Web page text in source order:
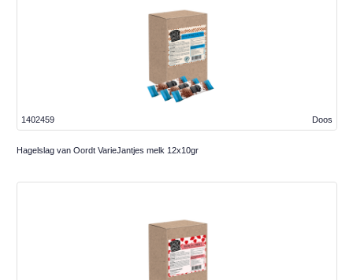
Doos
1402459
Hagelslag van Oordt VarieJantjes melk 12x10gr